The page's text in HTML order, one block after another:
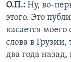
О.П.: Ну, во-
этого. Это
касается
слова в
два года назад,